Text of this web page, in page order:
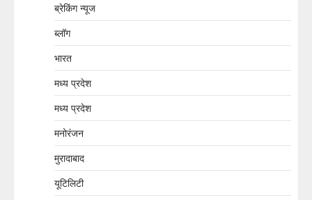
ब्रेकिंग न्यूज
ब्लॉग
भारत
मध्य प्रदेश
मध्य प्रदेश
मनोरंजन
मुरादाबाद
यूटिलिटी